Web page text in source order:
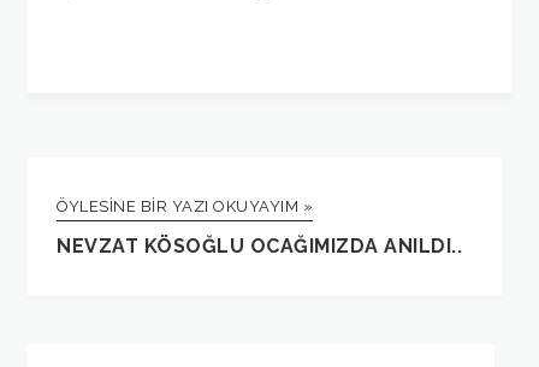
ÖYLESINE BIR YAZI OKUYAYIM »
NEVZAT KÖSOĞLU OCAĞIMIZDA ANILDI..